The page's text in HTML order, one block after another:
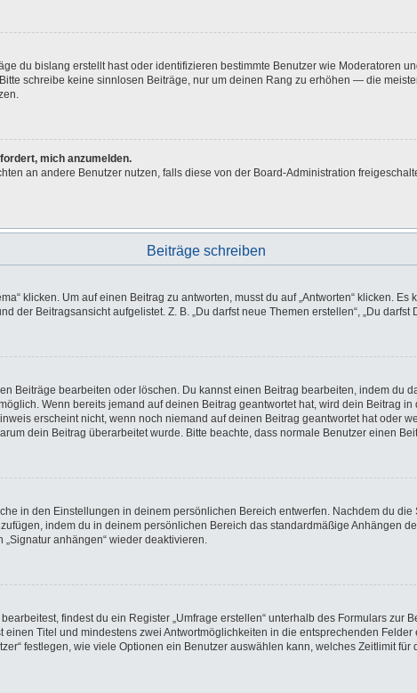
du bislang erstellt hast oder identifizieren bestimmte Benutzer wie Moderatoren
schreibe keine sinnlosen Beiträge, nur um deinen Rang zu erhöhen — die
mich anzumelden.
an andere Benutzer nutzen, falls diese von der Board-Administration
Beiträge schreiben
klicken. Um auf einen Beitrag zu antworten, musst du auf „Antworten“ klicken.
Beitragsansicht aufgelistet. Z. B. „Du darfst neue Themen erstellen“, „Du darfst
Beiträge bearbeiten oder löschen. Du kannst einen Beitrag bearbeiten, indem du
Wenn bereits jemand auf deinen Beitrag geantwortet hat, wird dein Beitrag
erscheint nicht, wenn noch niemand auf deinen Beitrag geantwortet hat oder
dein Beitrag überarbeitet wurde. Bitte beachte, dass normale Benutzer einen
in den Einstellungen in deinem persönlichen Bereich entwerfen. Nachdem du
indem du in deinem persönlichen Bereich das standardmäßige Anhängen
anhängen“ wieder deaktivieren.
findest du ein Register „Umfrage erstellen“ unterhalb des Formulars
Titel und mindestens zwei Antwortmöglichkeiten in die entsprechenden
festlegen, wie viele Optionen ein Benutzer auswählen kann, welches Zeitlimit